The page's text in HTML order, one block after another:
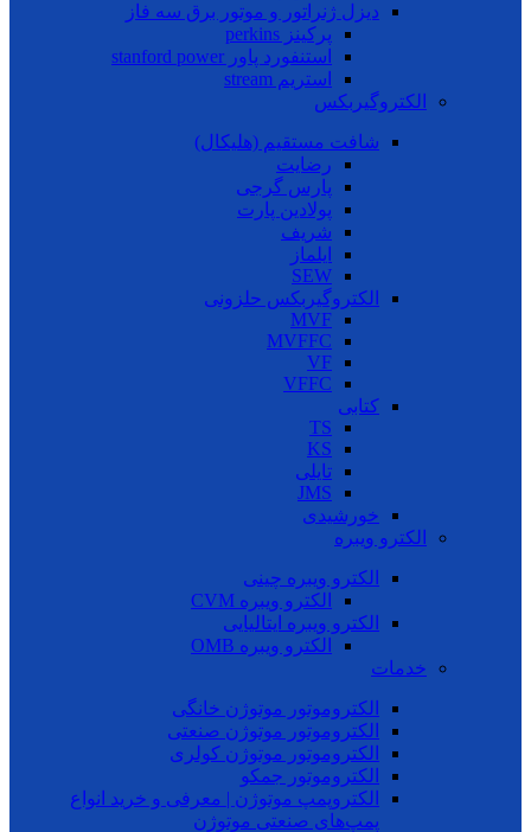
دیزل ژنراتور و موتور برق سه فاز
پرکینز perkins
استنفورد پاور stanford power
استریم stream
الکتروگیربکس
شافت مستقیم (هلیکال)
رضایت
پارس گرجی
پولادین پارت
شریف
ایلماز
SEW
الکتروگیربکس حلزونی
MVF
MVFFC
VF
VFFC
کتابی
TS
KS
تایلی
JMS
خورشیدی
الکترو ویبره
الکترو ویبره چینی
الکترو ویبره CVM
الکترو ویبره ایتالیایی
الکترو ویبره OMB
خدمات
الکتروموتور موتوژن خانگی
الکتروموتور موتوژن صنعتی
الکتروموتور موتوژن کولری
الکتروموتور جمکو
الکتروپمپ موتوژن | معرفی و خرید انواع
پمپ‌های صنعتی موتوژن